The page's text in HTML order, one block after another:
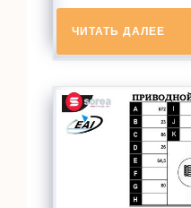
ЧИТАТЬ ДАЛЕЕ